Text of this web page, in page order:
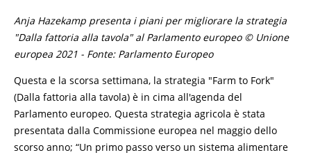
Anja Hazekamp presenta i piani per migliorare la strategia
"Dalla fattoria alla tavola" al Parlamento europeo © Unione
europea 2021 - Fonte: Parlamento Europeo
Questa e la scorsa settimana, la strategia "Farm to Fork"
(Dalla fattoria alla tavola) è in cima all'agenda del
Parlamento europeo. Questa strategia agricola è stata
presentata dalla Commissione europea nel maggio dello
scorso anno; “Un primo passo verso un sistema alimentare